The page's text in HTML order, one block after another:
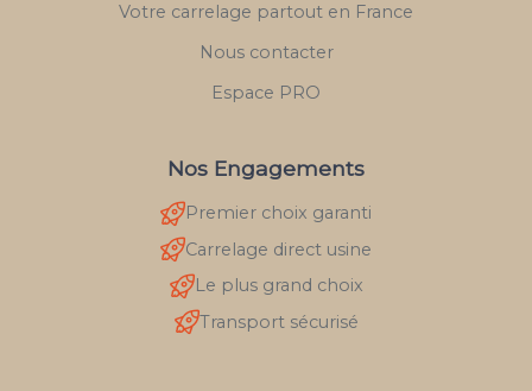
Votre carrelage partout en France
Nous contacter
Espace PRO
Nos Engagements
Premier choix garanti
Carrelage direct usine
Le plus grand choix
Transport sécurisé